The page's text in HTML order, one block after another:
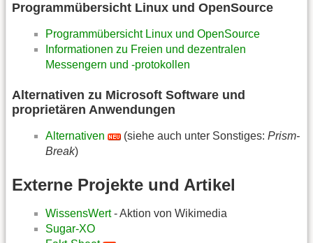
Programmübersicht Linux und OpenSource
Programmübersicht Linux und OpenSource
Informationen zu Freien und dezentralen
Messengern und -protokollen
Alternativen zu Microsoft Software und
proprietären Anwendungen
Alternativen (siehe auch unter Sonstiges: Prism-
Break)
Externe Projekte und Artikel
WissensWert- Aktion von Wikimedia
Sugar-XO